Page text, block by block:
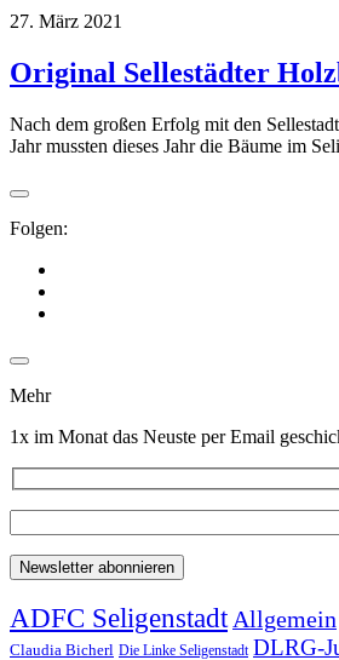
27. März 2021
Original Sellestädter
Nach dem großen Erfolg mit den
Jahr mussten dieses Jahr die Bäume im
Folgen:
Mehr
1x im Monat das Neuste per Email
ADFC Seligenstadt Allgemein
Claudia Bicherl Die Linke Seligenstadt DLRG-